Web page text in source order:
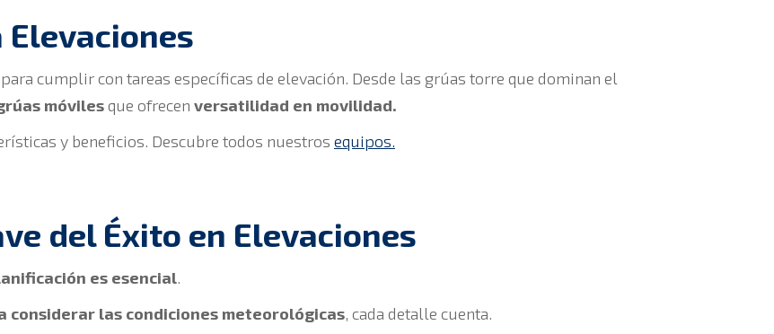
Elevaciones
cumplir con tareas específicas de elevación. Desde las grúas torre que dominan el
móvilesque ofrecen versatilidad en movilidad.
y beneficios. Descubre todos nuestros equipos.
del Éxito en Elevaciones
es esencial.
considerar las condiciones meteorológicas, cada detalle cuenta.